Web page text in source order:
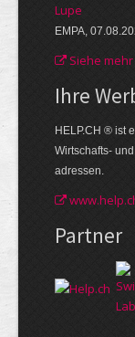
Lupe
EMPA,
Siehe
Ihre
HELP.CH ® ist
Wirtschafts-
adressen.
Partner